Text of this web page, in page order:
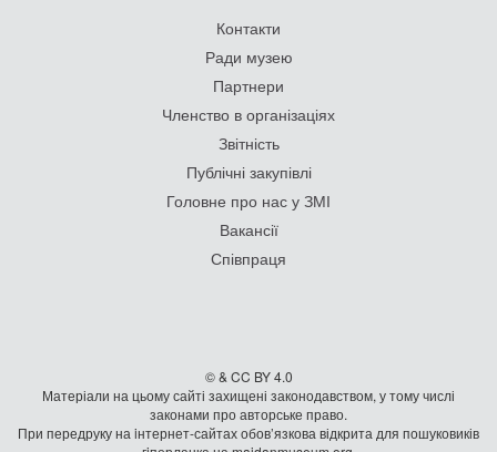
Контакти
Ради музею
Партнери
Членство в організаціях
Звітність
Публічні закупівлі
Головне про нас у ЗМІ
Вакансії
Співпраця
© & CC BY 4.0
Матеріали на цьому сайті захищені законодавством, у тому числі
законами про авторське право.
При передруку на iнтернет-сайтах обов’язкова відкрита для пошуковиків